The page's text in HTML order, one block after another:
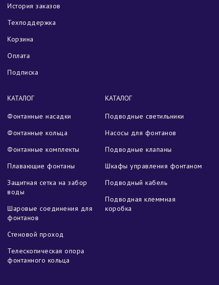
История заказов
Техподдержка
Корзина
Оплата
Подписка
КАТАЛОГ
Фонтанные насадки
Фонтанные кольца
Фонтанные комплекты
Плавающие фонтаны
Защитная сетка на забор
воды
Шаровые соединения для
фонтанов
Стеновой проход
Телескопическая опора
фонтанного кольца
КАТАЛОГ
Подводные светильники
Насосы для фонтанов
Подводные клапаны
Шкафы управления фонтаном
Подводный кабель
Подводная клеммная
коробка